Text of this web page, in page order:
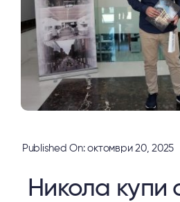
Published On: октомври 20, 2025
Никола купи